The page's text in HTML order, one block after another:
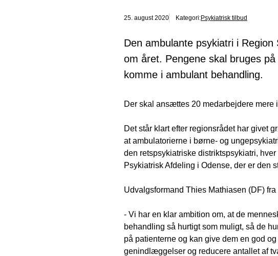
25. august 2020 Kategori:Psykiatrisk tilbud
Den ambulante psykiatri i
om året. Pengene skal bruges
komme i ambulant behandling.
Der skal ansættes 20 medarbejdere
Det står klart efter regionsrådet har givet
at ambulatorierne i børne- og
den retspsykiatriske distriktspsykiatri,
Psykiatrisk Afdeling i Odense, der er den
Udvalgsformand Thies Mathiasen (DF)
- Vi har en klar ambition om, at de
behandling så hurtigt som muligt, så de
på patienterne og kan give dem en god
genindlæggelser og reducere antallet af